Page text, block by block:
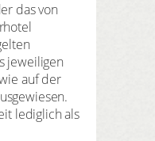
das von
jeweiligen
auf der
lediglich als